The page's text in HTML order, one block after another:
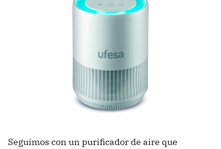
Seguimos con un purificador de aire que